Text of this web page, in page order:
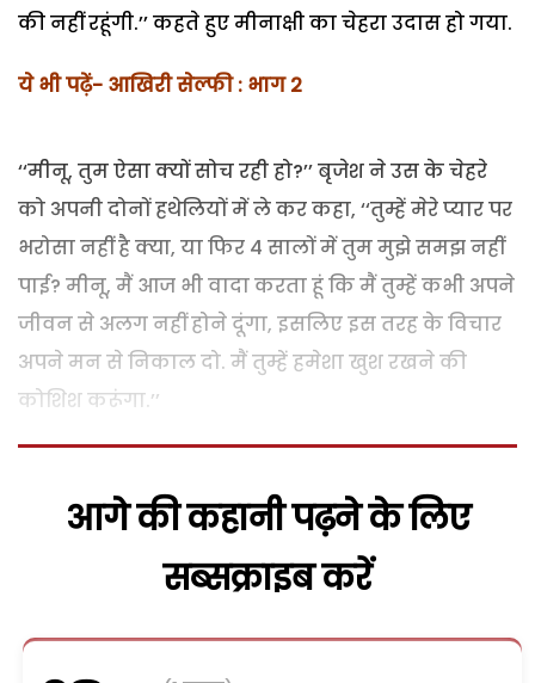
की नहीं रहूंगी.’’ कहते हुए मीनाक्षी का चेहरा उदास हो गया.
ये भी पढ़ें- आखिरी सेल्फी : भाग 2
‘‘मीनू, तुम ऐसा क्यों सोच रही हो?’’ बृजेश ने उस के चेहरे
को अपनी दोनों हथेलियों में ले कर कहा, ‘‘तुम्हें मेरे प्यार पर
भरोसा नहीं है क्या, या फिर 4 सालों में तुम मुझे समझ नहीं
पाई? मीनू, मैं आज भी वादा करता हूं कि मैं तुम्हें कभी अपने
जीवन से अलग नहीं होने दूंगा, इसलिए इस तरह के विचार
अपने मन से निकाल दो. मैं तुम्हें हमेशा खुश रखने की
कोशिश करूंगा.’’
आगे की कहानी पढ़ने के लिए
सब्सक्राइब करें